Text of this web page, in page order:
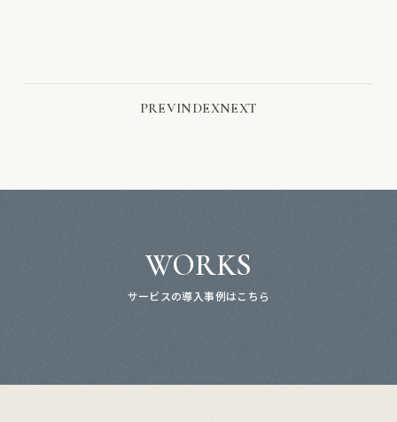
PREVINDEXNEXT
WORKS
サービスの導入事例はこちら